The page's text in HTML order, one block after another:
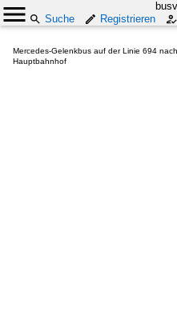
Suche
Registrieren
Mercedes-Gelenkbus auf der Linie 694
Hauptbahnhof